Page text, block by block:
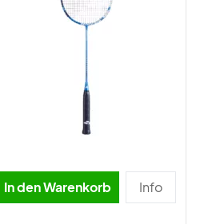
In den Warenkorb Info